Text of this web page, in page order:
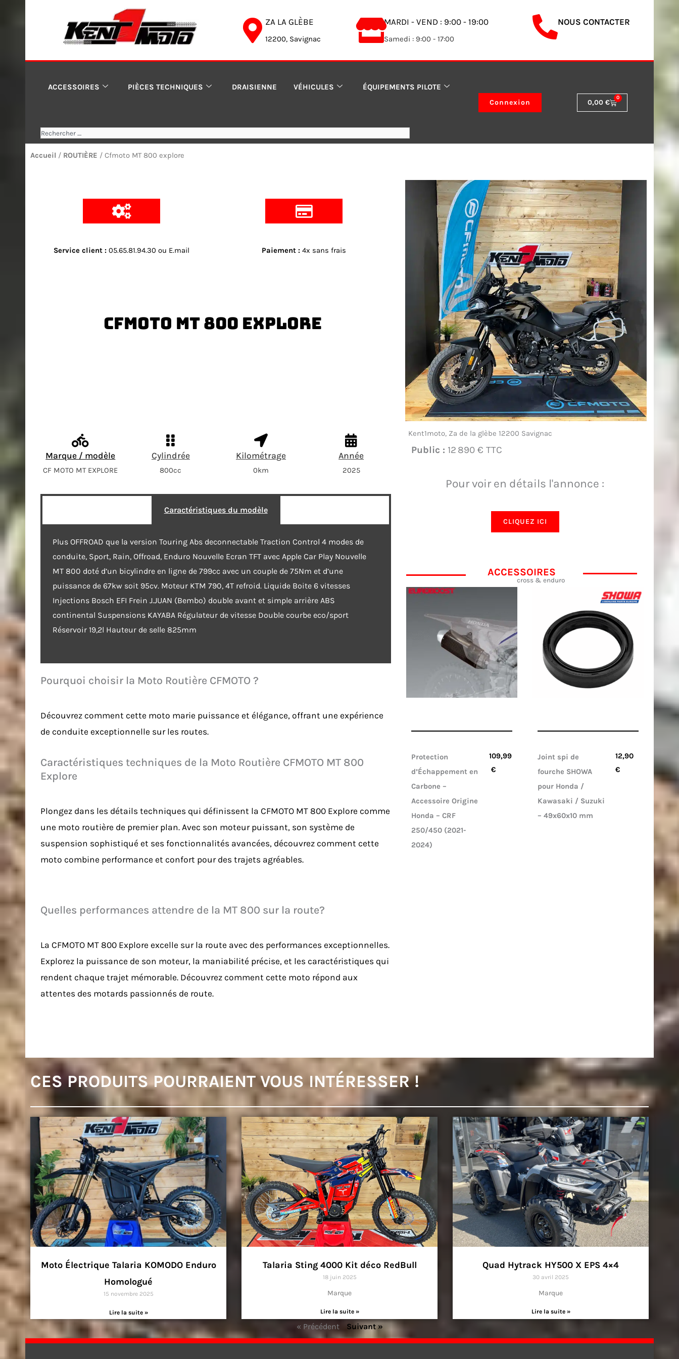
ZA LA GLÈBE
12200, Savignac
MARDI - VEND : 9:00 - 19:00
Samedi : 9:00 - 17:00
NOUS CONTACTER
ACCESSOIRES PIÈCES TECHNIQUES DRAISIENNE VÉHICULES ÉQUIPEMENTS PILOTE
Rechercher
Connexion 0,00€
0
Panier
Accueil / ROUTIÈRE / Cfmoto MT 800 explore
Service client :05.65.81.94.30 ou E.mail Paiement :4x sans frais
Cfmoto MT 800 explore
Kent1moto, Za de la glèbe 12200 Savignac
Marque / modèle
CF MOTO MT EXPLORE
Cylindrée
800cc
Kilométrage
0km
Année
2025
Caractéristiques du modèle
Plus OFFROAD que la version Touring Abs deconnectable Traction Control 4 modes de
conduite, Sport, Rain, Offroad, Enduro Nouvelle Ecran TFT avec Apple Car Play Nouvelle
MT 800 doté d’un bicylindre en ligne de 799cc avec un couple de 75Nm et d’une
puissance de 67kw soit 95cv. Moteur KTM 790, 4T refroid. Liquide Boite 6 vitesses
Injections Bosch EFI Frein J.JUAN (Bembo) double avant et simple arrière ABS
continental Suspensions KAYABA Régulateur de vitesse Double courbe eco/sport
Réservoir 19,2l Hauteur de selle 825mm
Pourquoi choisir la Moto Routière CFMOTO ?
Découvrez comment cette moto marie puissance et élégance, offrant une expérience
de conduite exceptionnelle sur les routes.
Caractéristiques techniques de la Moto Routière CFMOTO MT 800
Explore
Plongez dans les détails techniques qui définissent la CFMOTO MT 800 Explore comme
une moto routière de premier plan. Avec son moteur puissant, son système de
suspension sophistiqué et ses fonctionnalités avancées, découvrez comment cette
moto combine performance et confort pour des trajets agréables.
Quelles performances attendre de la MT 800 sur la route?
La CFMOTO MT 800 Explore excelle sur la route avec des performances exceptionnelles.
Explorez la puissance de son moteur, la maniabilité précise, et les caractéristiques qui
rendent chaque trajet mémorable. Découvrez comment cette moto répond aux
attentes des motards passionnés de route.
Public : 12 890 € TTC
Pour voir en détails l'annonce :
CLIQUEZ ICI
ACCESSOIRES
cross & enduro
Protection
d’Échappement en
Carbone –
Accessoire Origine
Honda – CRF
250/450 (2021-
2024)
109,99
€
Joint spi de
fourche SHOWA
pour Honda /
Kawasaki / Suzuki
– 49x60x10 mm
12,90
€
CES PRODUITS POURRAIENT VOUS INTÉRESSER !
Moto Électrique Talaria KOMODO Enduro
Homologué
15 novembre 2025
Lire la suite »
Talaria Sting 4000 Kit déco RedBull
18 juin 2025
Marque
Lire la suite »
Quad Hytrack HY500 X EPS 4×4
30 avril 2025
Marque
Lire la suite »
« Précédent Suivant »